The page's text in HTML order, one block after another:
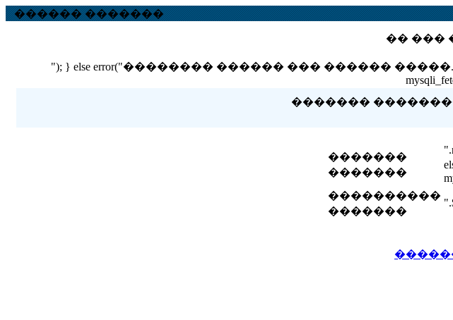
������ �������
�� ���
"); } else error("�������� ������ ��� ������ �����."); } $result =
������� ��������
�������
�������
����������
�������